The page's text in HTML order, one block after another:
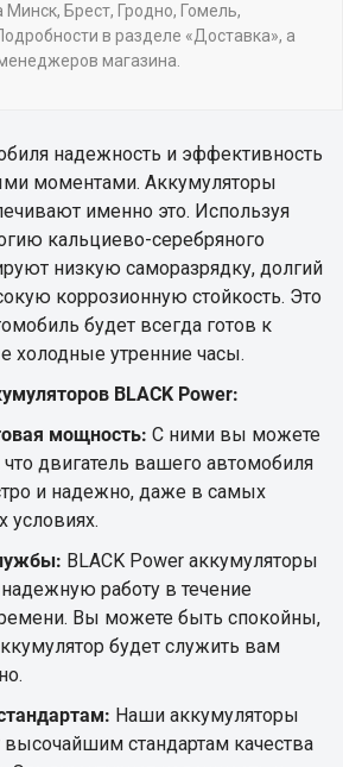
Минск, Брест, Гродно, Гомель,
в разделе «Доставка», а
магазина.
надежность и эффективность
моментами. Аккумуляторы
именно это. Используя
кальциево-серебряного
низкую саморазрядку, долгий
коррозионную стойкость. Это
будет всегда готов к
холодные утренние часы.
BLACK Power:
мощность: С ними вы можете
двигатель вашего автомобиля
и надежно, даже в самых
условиях.
BLACK Power аккумуляторы
работу в течение
Вы можете быть спокойны,
будет служить вам
Наши аккумуляторы
высочайшим стандартам качества